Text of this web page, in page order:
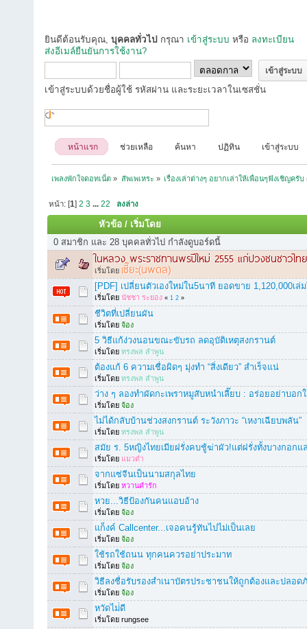
ยินดีต้อนรับคุณ, บุคคลทั่วไป กรุณา เข้าสู่ระบบ หรือ ลงทะเบียน
ส่งอีเมล์ยืนยันการใช้งาน?
เข้าสู่ระบบด้วยชื่อผู้ใช้ รหัสผ่าน และระยะเวลาในเซสชั่น
หน้าแรก ช่วยเหลือ ค้นหา ปฏิทิน เข้าสู่ระบบ
เพลงพักใจดอทเน็ต » สัพเพเหระ » เรื่องเล่าต่างๆ อยากเล่าให้เพื่อนๆฟังเชิญครับ
หน้า: [1]2 3 ...22 ลงล่าง
หัวข้อ / เริ่มโดย
0 สมาชิก และ 28 บุคคลทั่วไป กำลังดูบอร์ดนี้
ในหลวง พระราชทานพรปีใหม่ 2555 แก่ปวงชนชาวไทย
เริ่มโดย เซี๊ยะ(นพดล)
[PDF] เปลี่ยนตัวเองใหม่ใน5นาที ยอดขาย 1,120,000เ
เริ่มโดย นัชชา ระยอง « 1 2 »
ชีวิตที่เปลี่ยนผัน
เริ่มโดย จ้อง
5 วิธีแก้ง่วงนอนขณะขับรถ ลดอุบัติเหตุสงกรานต์
เริ่มโดย ทรงพล ลำพูน
ต้องแก้ 6 ความเชื่อผิดๆ มุ่งทำ “สิ่งเดียว” สำเร็จแน่
เริ่มโดย ทรงพล ลำพูน
ว่าง ๆ ลองทำผัดกะเพราหมูสับหนำเลี๊ยบ : อร่อยอย่าบอก
เริ่มโดย จ้อง
ไม่ได้กลับบ้านช่วงสงกรานต์ ระวังภาวะ “เหงาเฉียบพลัน”
เริ่มโดย ทรงพล ลำพูน
สมัย ร. 5หญิงไทยเมียฝรั่งคบชู้ฆ่าผัว!แต่ฝรั่งทั้งบางกอกแ
เริ่มโดย แมวดำ
จากแซ่จีนเป็นนามสกุลไทย
เริ่มโดย หวานคำรัก
หวย...วิธีป้องกันคนแอบอ้าง
เริ่มโดย จ้อง
แก็งค์ Callcenter...เจอคนรู้ทันไปไม่เป็นเลย
เริ่มโดย จ้อง
ใช้รถใช้ถนน ทุกคนควรอย่าประมาท
เริ่มโดย จ้อง
วิธีลงชื่อรับรองสำเนาบัตรประชาชนให้ถูกต้องและปลอด
เริ่มโดย จ้อง
หวัดไม่่ดี
เริ่มโดย rungsee